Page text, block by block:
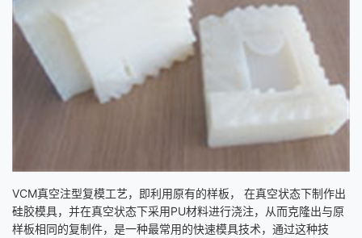
VCM真空注型复模工艺，即利用原有的样板， 在真空状态下制作出
硅胶模具，并在真空状态下采用PU材料进行浇注，从而克隆出与原
样板相同的复制件，是一种最常用的快速模具技术，通过这种技